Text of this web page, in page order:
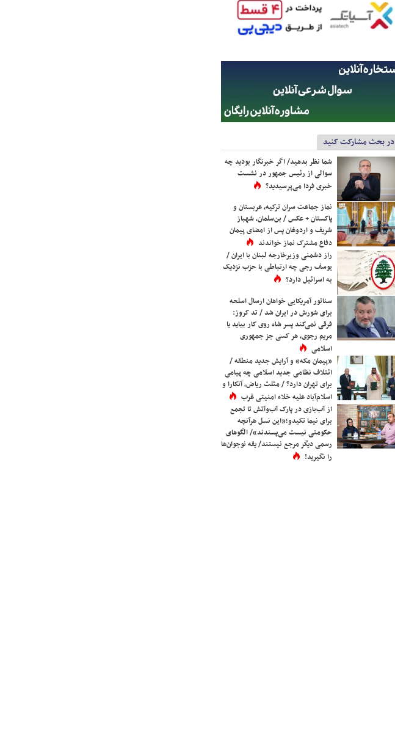
در بحث مشارکت کنید
شما نظر بدهید/ اگر خبرنگار بودید چه
سوالی از رئیس جمهور در نشست
خبری فردا می‌پرسیدید؟
نماز جماعت سران ترکیه، عربستان و
پاکستان + عکس / بن‌سلمان، شهباز
شریف و اردوغان پس از امضای پیمان
دفاع مشترک نماز خواندند
راز دشمنی وزیرخارجه لبنان با ایران /
یوسف رجی چه ارتباطی با حزب نزدیک
به اسرائیل دارد؟
سناتور آمریکایی خواهان ارسال اسلحه
برای شورش در ایران شد / تد کروز:
فرقی نمی‌کند پسر شاه روی کار بیاید یا
مریم رجوی، هر کسی جز جمهوری
اسلامی
«پیمان مکه» و آرایش جدید منطقه /
ائتلاف نظامی جدید اسلامی چه پیامی
برای تهران دارد؟ / مثلث ریاض، آنکارا و
اسلام‌آباد علیه خلاء امنیتی غرب
از آب‌بازی در پارک آب‌وآتش تا تجمع
برای نیما تکیدو؛«این نسل هرآنچه
حکومتی نیست می‌پسندند»/ الگوهای
رسمی دیگر مرجع نیستند/ یقه نوجوان‌ها
را نگیرید!